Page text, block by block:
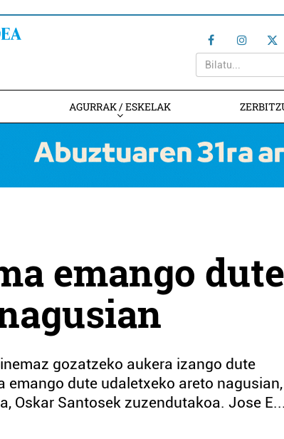
AGURRAK / ESKELAK
emango dute
gozatzeko aukera izango dute
emango dute udaletxeko areto nagusian,
Oskar Santosek zuzendutakoa. Jose E...